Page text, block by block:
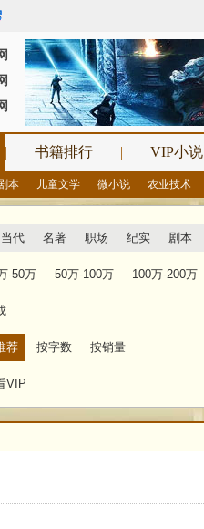
| 书籍排行 | VIP小说
本 儿童文学 微小说 农业技术
当代 名著 职场 纪实 剧本
-50万 50万-100万 100万-200万
荐 按字数 按销量
VIP